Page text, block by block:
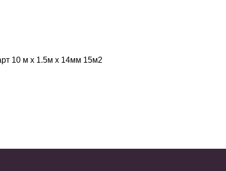
10 м х 1.5м х 14мм 15м2